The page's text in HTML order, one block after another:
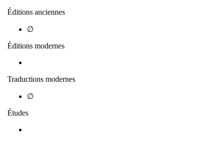
Éditions anciennes
∅
Éditions modernes
Traductions modernes
∅
Études